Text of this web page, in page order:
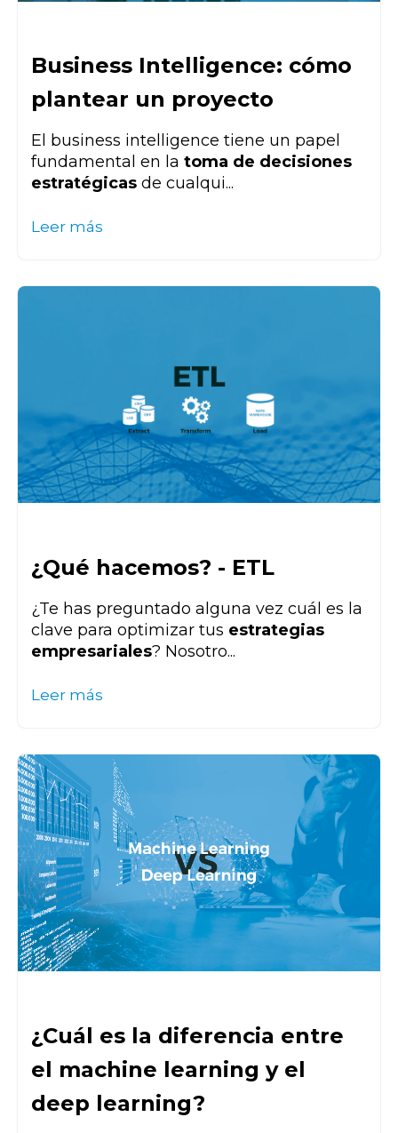
Business Intelligence: cómo
plantear un proyecto
El business intelligence tiene un papel
fundamental en la toma de decisiones
estratégicas de cualqui...
Leer más
¿Qué hacemos? - ETL
¿Te has preguntado alguna vez cuál es la
clave para optimizar tus estrategias
empresariales? Nosotro...
Leer más
¿Cuál es la diferencia entre
el machine learning y el
deep learning?